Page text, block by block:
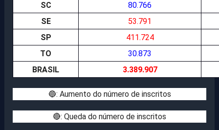
SC
80.766
SE
53.791
SP
411.724
TO
30.873
BRASIL
3.389.907
🔵: Aumento do número de inscritos
🔴: Queda do número de inscritos